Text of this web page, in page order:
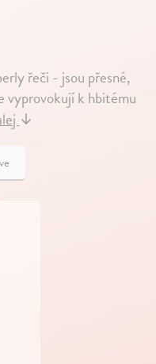
řeči - jsou přesné,
vyprovokují k hbitému
↓